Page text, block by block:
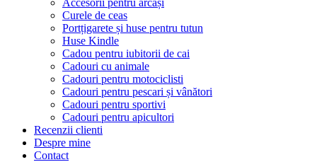
Curele de ceas
Portțigarete și huse pentru tutun
Huse Kindle
Cadou pentru iubitorii de cai
Cadouri cu animale
Cadouri pentru motociclisti
Cadouri pentru pescari și vânători
Cadouri pentru sportivi
Cadouri pentru apicultori
Recenzii clienti
Despre mine
Contact